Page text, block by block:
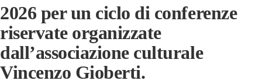
2026 per un ciclo di conferenze
riservate organizzate
dall’associazione culturale
Vincenzo Gioberti.